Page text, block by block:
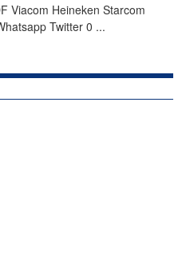
Viacom Heineken Starcom
Twitter 0 ...